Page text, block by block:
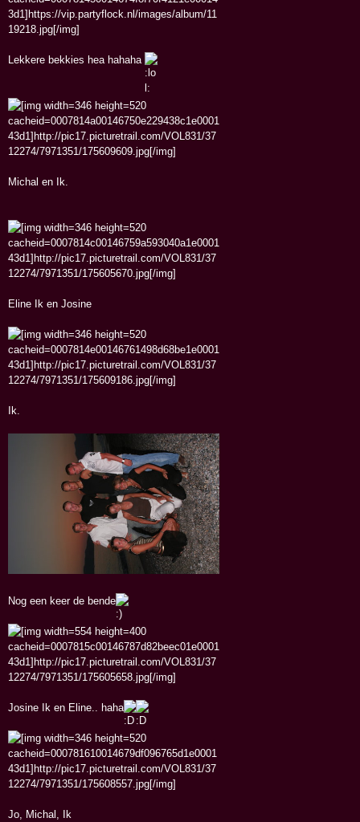
Lekkere bekkies hea hahaha
Michal en Ik.
Eline Ik en Josine
Ik.
Nog een keer de bende
Josine Ik en Eline.. haha
Jo, Michal, Ik